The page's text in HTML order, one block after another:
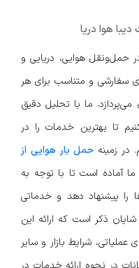
هوا دریا
حمل‌ونقل هوایی، دریایی و
سفارشی و متناسب برای هر
ما با تحلیل دقیق
تا بهترین خدمات را در
در زمینه حمل بار هوایی از
ما آماده است تا با توجه به
را پیشنهاد دهد و خدماتی
شایان ذکر است که ارائه این
شرایط بازار و سایر